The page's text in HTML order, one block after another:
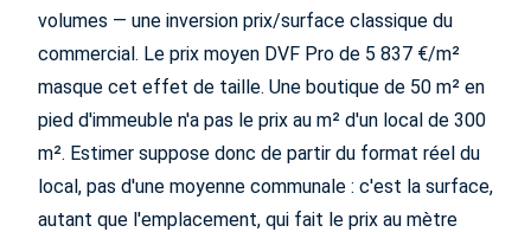
volumes — une inversion prix/surface classique du
commercial. Le prix moyen DVF Pro de 5 837 €/m²
masque cet effet de taille. Une boutique de 50 m² en
pied d'immeuble n'a pas le prix au m² d'un local de 300
m². Estimer suppose donc de partir du format réel du
local, pas d'une moyenne communale : c'est la surface,
autant que l'emplacement, qui fait le prix au mètre